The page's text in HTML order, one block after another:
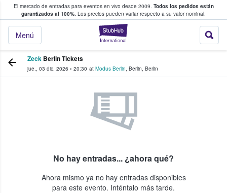
El mercado de entradas para eventos en vivo desde 2009. Todos los pedidos están
garantizados al 100%. Los precios pueden variar respecto a su valor nominal.
StubHub:
Menú
y venta de entradas entre fans
Zeck Berlin Tickets
jue., 03 dic. 2026 • 20:30 at Modus Berlin, Berlin, Berlin
No hay entradas... ¿ahora qué?
Ahora mismo ya no hay entradas disponibles
para este evento. Inténtalo más tarde.